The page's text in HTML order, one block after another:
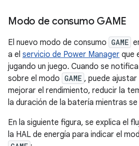
Modo de consumo GAME
El nuevo modo de consumo GAME
a el servicio de Power Manager que
jugando un juego. Cuando se
sobre el modo GAME , puede
mejorar el rendimiento, reducir la
la duración de la batería mientras se
En la siguiente figura, se explica el
la HAL de energía para indicar el